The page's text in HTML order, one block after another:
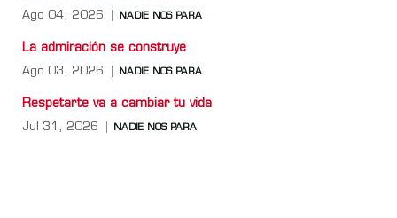
Ago 04, 2026 NADIE NOS PARA
La admiración se construye
Ago 03, 2026 NADIE NOS PARA
Respetarte va a cambiar tu vida
Jul 31, 2026 NADIE NOS PARA